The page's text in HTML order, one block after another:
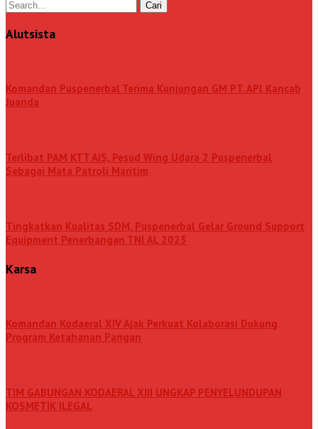
Alutsista
Komandan Puspenerbal Terima Kunjungan GM PT. APl Kancab
Juanda
Terlibat PAM KTT AIS, Pesud Wing Udara 2 Puspenerbal
Sebagai Mata Patroli Maritim
Tingkatkan Kualitas SDM, Puspenerbal Gelar Ground Support
Equipment Penerbangan TNl AL 2023
Karsa
Komandan Kodaeral XIV Ajak Perkuat Kolaborasi Dukung
Program Ketahanan Pangan
TIM GABUNGAN KODAERAL XIII UNGKAP PENYELUNDUPAN
KOSMETIK ILEGAL